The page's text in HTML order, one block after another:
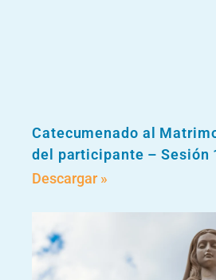
Catecumenado al
del participante – Sesión
Descargar »